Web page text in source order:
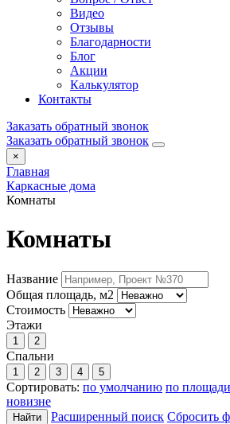
Видео
Отзывы
Благодарности
Блог
Акции
Калькулятор
Контакты
Заказать обратный звонок
Заказать обратный звонок
×
Главная
Каркасные дома
Комнаты
Комнаты
Название
Общая площадь, м2
Стоимость
Этажи
1 2
Спальни
1 2 3 4 5
Сортировать: по умолчанию по площади
новизне
Найти Расширенный поиск Сбросить